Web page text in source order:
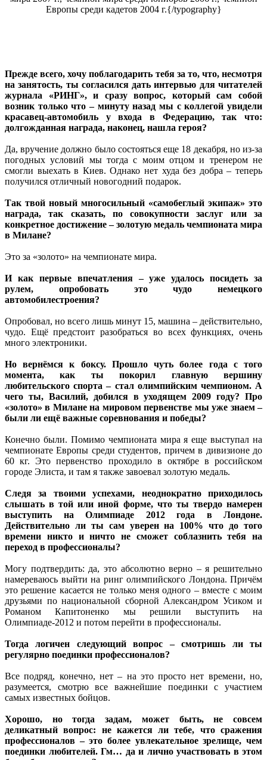
Европы среди кадетов 2004 г.{/typography}
Прежде всего, хочу поблагодарить тебя за то, что, несмотря
на занятость, ты согласился дать интервью для читателей
журнала «РИНГ», и сразу вопрос, который сам собой
возник только что – минуту назад мы с коллегой увидели
красавец-автомобиль у входа в Федерацию, так что:
долгожданная награда, наконец, нашла героя?
Да, вручение должно было состояться еще 18 декабря, но из-за
погодных условий мы тогда с моим отцом и тренером не
смогли выехать в Киев. Однако нет худа без добра – теперь
получился отличный новогодний подарок.
Так твой новый многосильный «самобеглый экипаж» это
награда, так сказать, по совокупности заслуг или за
конкретное достижение – золотую медаль чемпионата мира
в Милане?
Это за «золото» на чемпионате мира.
И как первые впечатления – уже удалось посидеть за
рулем, опробовать это чудо немецкого
автомобилестроения?
Опробовал, но всего лишь минут 15, машина – действительно,
чудо. Ещё предстоит разобраться во всех функциях, очень
много электроники.
Но вернёмся к боксу. Прошло чуть более года с того
момента, как ты покорил главную вершину
любительского спорта – стал олимпийским чемпионом. А
чего ты, Василий, добился в уходящем 2009 году? Про
«золото» в Милане на мировом первенстве мы уже знаем –
были ли ещё важные соревнования и победы?
Конечно были. Помимо чемпионата мира я еще выступал на
чемпионате Европы среди студентов, причем в дивизионе до
60 кг. Это первенство проходило в октябре в российском
городе Элиста, и там я также завоевал золотую медаль.
Следя за твоими успехами, неоднократно приходилось
слышать в той или иной форме, что ты твердо намерен
выступить на Олимпиаде 2012 года в Лондоне.
Действительно ли ты сам уверен на 100% что до того
времени никто и ничто не сможет соблазнить тебя на
переход в профессионалы?
Могу подтвердить: да, это абсолютно верно – я решительно
намереваюсь выйти на ринг олимпийского Лондона. Причём
это решение касается не только меня одного – вместе с моим
друзьями по национальной сборной Александром Усиком и
Романом Капитоненко мы решили выступить на
Олимпиаде-2012 и потом перейти в профессионалы.
Тогда логичен следующий вопрос – смотришь ли ты
регулярно поединки профессионалов?
Все подряд, конечно, нет – на это просто нет времени, но,
разумеется, смотрю все важнейшие поединки с участием
самых известных бойцов.
Хорошо, но тогда задам, может быть, не совсем
деликатный вопрос: не кажется ли тебе, что сражения
профессионалов – это более увлекательное зрелище, чем
поединки любителей. Гм… да и лично участвовать в этом